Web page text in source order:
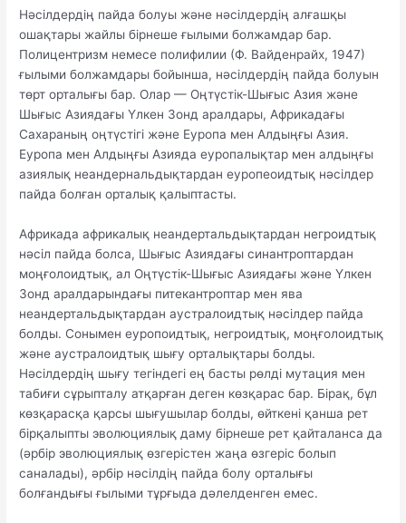
Нәсілдердің пайда болуы және нәсілдердің алғашқы
ошақтары жайлы бірнеше ғылыми болжамдар бар.
Полицентризм немесе полифилии (Ф. Вайденрайх, 1947)
ғылыми болжамдары бойынша, нәсілдердің пайда болуын
төрт орталығы бар. Олар — Оңтүстік-Шығыс Азия және
Шығыс Азиядағы Үлкен Зонд аралдары, Африкадағы
Сахараның оңтүстігі және Еуропа мен Алдыңғы Азия.
Еуропа мен Алдыңғы Азияда еуропалықтар мен алдыңғы
азиялық неандернальдықтардан еуропеоидтық нәсілдер
пайда болған орталық қалыптасты.
Африкада африкалық неандертальдықтардан негроидтық
нәсіл пайда болса, Шығыс Азиядағы синантроптардан
моңғолоидтық, ал Оңтүстік-Шығыс Азиядағы және Үлкен
Зонд аралдарындағы питекантроптар мен ява
неандертальдықтардан аустралоидтық нәсілдер пайда
болды. Сонымен еуропоидтық, негроидтық, моңғолоидтық
және аустралоидтық шығу орталықтары болды.
Нәсілдердің шығу тегіндегі ең басты рөлді мутация мен
табиғи сұрыпталу атқарған деген көзқарас бар. Бірақ, бұл
көзқарасқа қарсы шығушылар болды, өйткені қанша рет
бірқалыпты эволюциялық даму бірнеше рет қайталанса да
(әрбір эволюциялық өзгерістен жаңа өзгеріс болып
саналады), әрбір нәсілдің пайда болу орталығы
болғандығы ғылыми тұрғыда дәлелденген емес.